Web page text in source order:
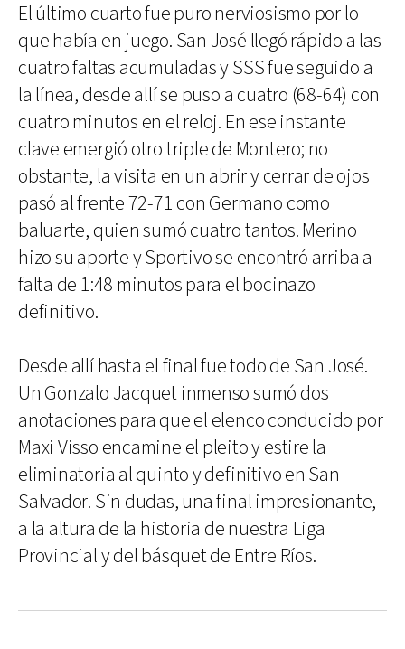
El último cuarto fue puro nerviosismo por lo
que había en juego. San José llegó rápido a las
cuatro faltas acumuladas y SSS fue seguido a
la línea, desde allí se puso a cuatro (68-64) con
cuatro minutos en el reloj. En ese instante
clave emergió otro triple de Montero; no
obstante, la visita en un abrir y cerrar de ojos
pasó al frente 72-71 con Germano como
baluarte, quien sumó cuatro tantos. Merino
hizo su aporte y Sportivo se encontró arriba a
falta de 1:48 minutos para el bocinazo
definitivo.
Desde allí hasta el final fue todo de San José.
Un Gonzalo Jacquet inmenso sumó dos
anotaciones para que el elenco conducido por
Maxi Visso encamine el pleito y estire la
eliminatoria al quinto y definitivo en San
Salvador. Sin dudas, una final impresionante,
a la altura de la historia de nuestra Liga
Provincial y del básquet de Entre Ríos.